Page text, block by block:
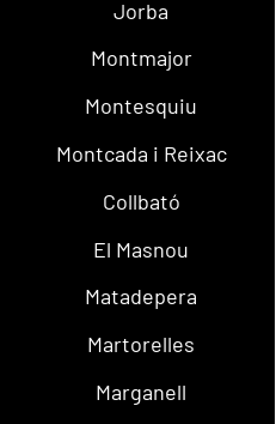
Jorba
Montmajor
Montesquiu
Montcada i Reixac
Collbató
El Masnou
Matadepera
Martorelles
Marganell